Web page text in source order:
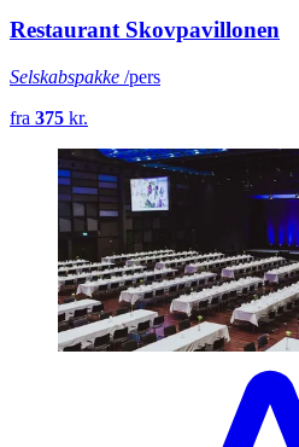
Restaurant Skovpavillonen
Selskabspakke /pers
fra 375 kr.